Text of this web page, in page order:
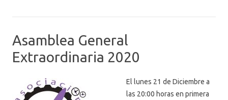
Asamblea General
Extraordinaria 2020
El lunes 21 de Diciembre a
las 20:00 horas en primera